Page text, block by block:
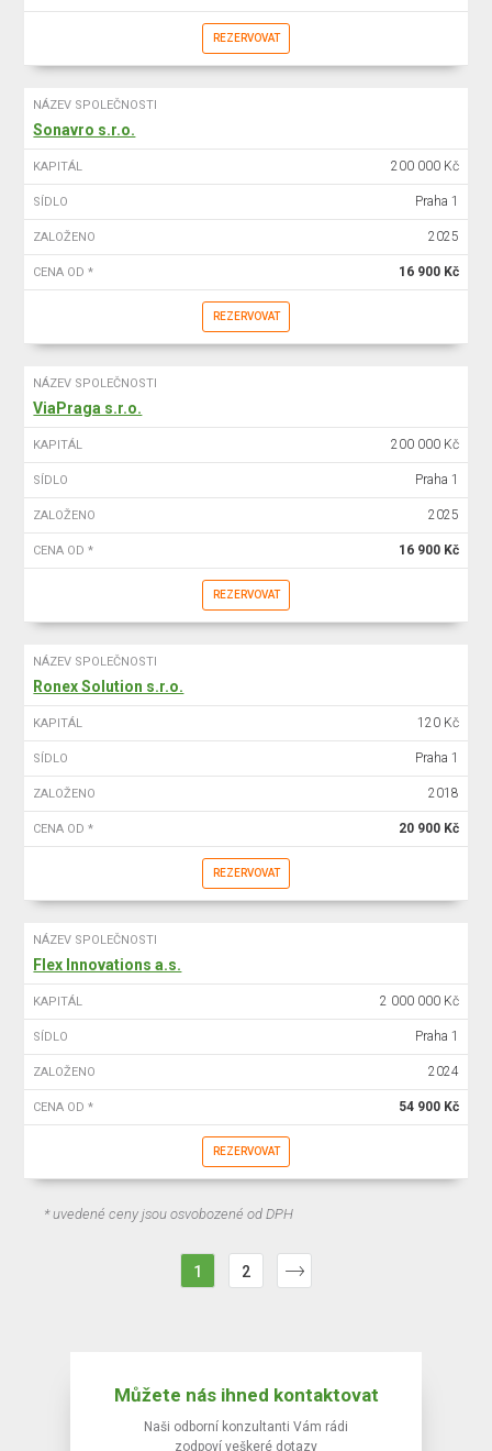
REZERVOVAT
NÁZEV SPOLEČNOSTI
Sonavro s.r.o.
KAPITÁL 200 000 Kč
SÍDLO Praha 1
ZALOŽENO 2025
CENA OD * 16 900 Kč
REZERVOVAT
NÁZEV SPOLEČNOSTI
ViaPraga s.r.o.
KAPITÁL 200 000 Kč
SÍDLO Praha 1
ZALOŽENO 2025
CENA OD * 16 900 Kč
REZERVOVAT
NÁZEV SPOLEČNOSTI
Ronex Solution s.r.o.
KAPITÁL 120 Kč
SÍDLO Praha 1
ZALOŽENO 2018
CENA OD * 20 900 Kč
REZERVOVAT
NÁZEV SPOLEČNOSTI
Flex Innovations a.s.
KAPITÁL 2 000 000 Kč
SÍDLO Praha 1
ZALOŽENO 2024
CENA OD * 54 900 Kč
REZERVOVAT
* uvedené ceny jsou osvobozené od DPH
1 2
Můžete nás ihned kontaktovat
Naši odborní konzultanti Vám rádi
zodpoví veškeré dotazy